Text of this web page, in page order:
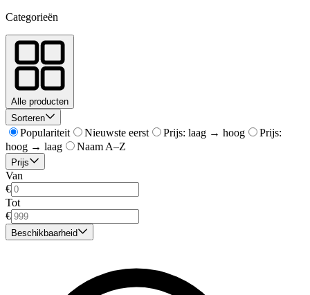
Categorieën
Alle producten
Sorteren
Populariteit Nieuwste eerst Prijs: laag → hoog
Prijs:
hoog → laag
Naam A–Z
Prijs
Van
€
Tot
€
Beschikbaarheid